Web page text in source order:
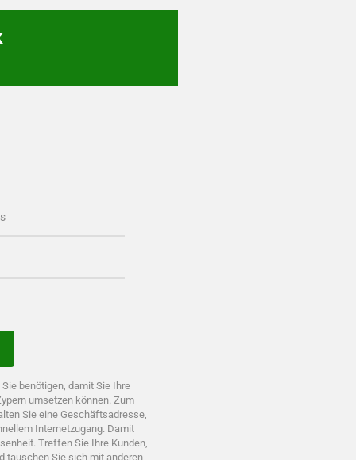
benötigen, damit Sie Ihre
umsetzen können. Zum
Sie eine Geschäftsadresse,
Internetzugang. Damit
Treffen Sie Ihre Kunden,
tauschen Sie sich mit anderen